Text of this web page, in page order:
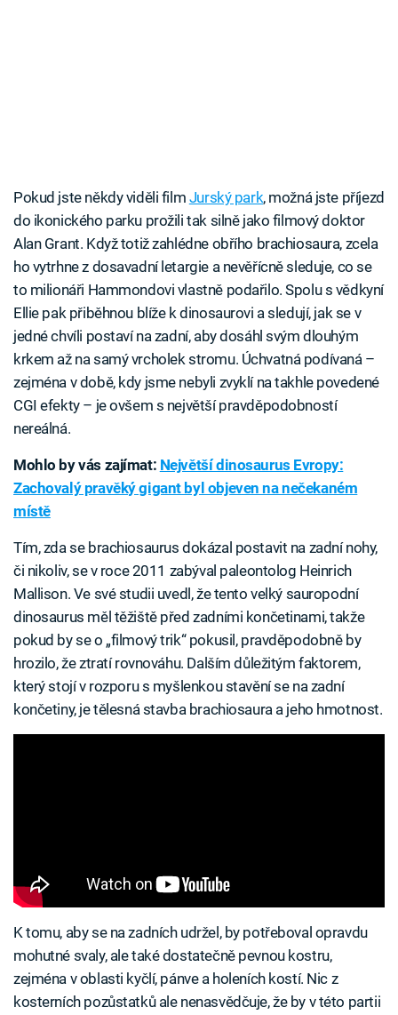
Pokud jste někdy viděli film Jurský park, možná jste příjezd
do ikonického parku prožili tak silně jako filmový doktor
Alan Grant. Když totiž zahlédne obřího brachiosaura, zcela
ho vytrhne z dosavadní letargie a nevěřícně sleduje, co se
to milionáři Hammondovi vlastně podařilo. Spolu s vědkyní
Ellie pak přiběhnou blíže k dinosaurovi a sledují, jak se v
jedné chvíli postaví na zadní, aby dosáhl svým dlouhým
krkem až na samý vrcholek stromu. Úchvatná podívaná –
zejména v době, kdy jsme nebyli zvyklí na takhle povedené
CGI efekty – je ovšem s největší pravděpodobností
nereálná.
Mohlo by vás zajímat: Největší dinosaurus Evropy:
Zachovalý pravěký gigant byl objeven na nečekaném
místě
Tím, zda se brachiosaurus dokázal postavit na zadní nohy,
či nikoliv, se v roce 2011 zabýval paleontolog Heinrich
Mallison. Ve své studii uvedl, že tento velký sauropodní
dinosaurus měl těžiště před zadními končetinami, takže
pokud by se o „filmový trik“ pokusil, pravděpodobně by
hrozilo, že ztratí rovnováhu. Dalším důležitým faktorem,
který stojí v rozporu s myšlenkou stavění se na zadní
končetiny, je tělesná stavba brachiosaura a jeho hmotnost.
K tomu, aby se na zadních udržel, by potřeboval opravdu
mohutné svaly, ale také dostatečně pevnou kostru,
zejména v oblasti kyčlí, pánve a holeních kostí. Nic z
kosterních pozůstatků ale nenasvědčuje, že by v této partii